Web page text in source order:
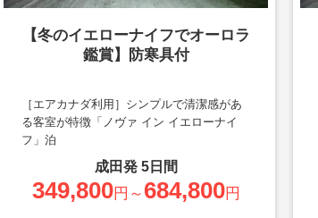
【冬のイエローナイフでオーロラ
鑑賞】防寒具付
［エアカナダ利用］シンプルで清潔感があ
る客室が特徴「ノヴァ イン イエローナイ
フ」泊
成田発 5日間
349,800円～ 684,800円